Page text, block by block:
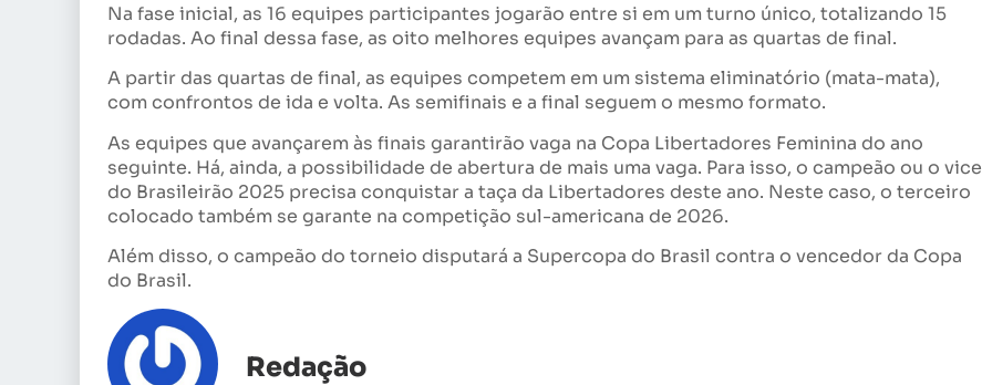
Na fase inicial, as 16 equipes participantes jogarão entre si em um turno único, totalizando 15
rodadas. Ao final dessa fase, as oito melhores equipes avançam para as quartas de final.
A partir das quartas de final, as equipes competem em um sistema eliminatório (mata-mata),
com confrontos de ida e volta. As semifinais e a final seguem o mesmo formato.
As equipes que avançarem às finais garantirão vaga na Copa Libertadores Feminina do ano
seguinte. Há, ainda, a possibilidade de abertura de mais uma vaga. Para isso, o campeão ou o vice
do Brasileirão 2025 precisa conquistar a taça da Libertadores deste ano. Neste caso, o terceiro
colocado também se garante na competição sul-americana de 2026.
Além disso, o campeão do torneio disputará a Supercopa do Brasil contra o vencedor da Copa
do Brasil.
Redação